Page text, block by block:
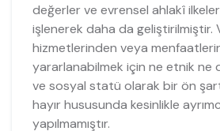
değerler ve evrensel ahlakî
işlenerek daha da geliştirilmiştir.
hizmetlerinden veya
yararlanabilmek için ne etnik ne
ve sosyal statü olarak bir ön
hayır hususunda kesinlikle
yapılmamıştır.